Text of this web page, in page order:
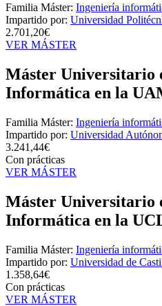
Familia Máster: Ingeniería
Impartido por: Universidad
2.701,20€
VER MÁSTER
Máster Universitario
Informática en la
Familia Máster: Ingeniería
Impartido por: Universidad
3.241,44€
Con prácticas
VER MÁSTER
Máster Universitario
Informática en la
Familia Máster: Ingeniería
Impartido por: Universidad de
1.358,64€
Con prácticas
VER MÁSTER